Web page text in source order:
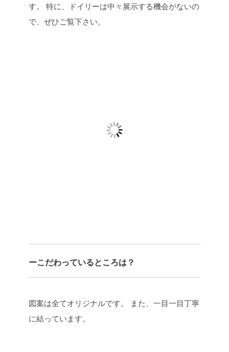
す。
特に、ドイリーは中々展示する機会がないの
で、ぜひご覧下さい。
ーこだわっているところは？
図案は全てオリジナルです。
また、一目一目丁寧
に結っています。